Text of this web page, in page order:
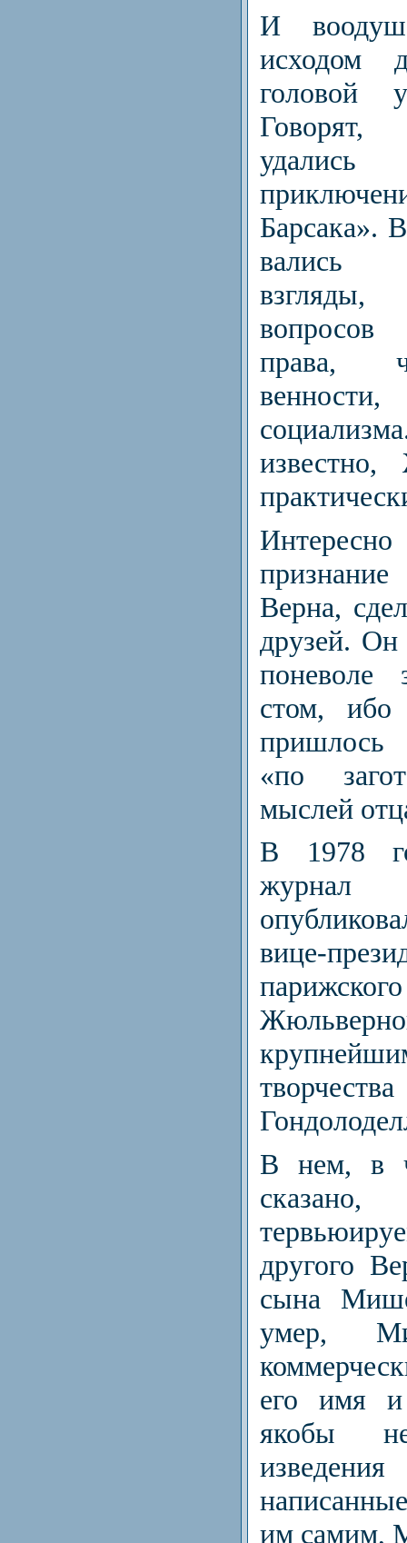
И
исходом
головой
удались
Барсака».
вались
права,
Верна,
друзей. Он
поневоле
стом,
пришлось
«по
мыслей
В 1978
журнал
вице-
парижского
В нем, в
другого
сына
умер,
его имя и
якобы
им самим,